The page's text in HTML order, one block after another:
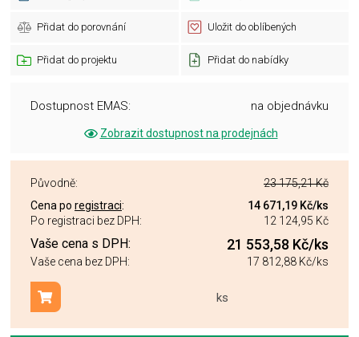
Přidat do porovnání Uložit do oblíbených
Přidat do projektu Přidat do nabídky
Dostupnost EMAS: na objednávku
Zobrazit dostupnost na prodejnách
Původně:
23 175,21 Kč
Cena po registraci: 14 671,19 Kč/ks
Po registraci bez DPH:
12 124,95 Kč
Vaše cena s DPH: 21 553,58 Kč/ks
Vaše cena bez DPH: 17 812,88 Kč/ks
ks
Přidat do košíku